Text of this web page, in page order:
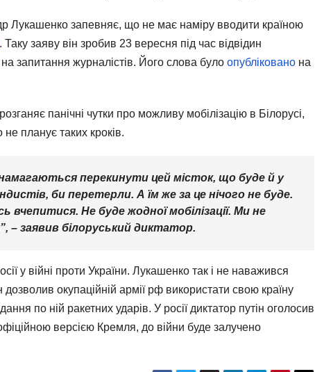
Лукашенко запевняє, що не має наміру вводити країною
. Таку заяву він зробив 23 вересня під час відвідин
запитання журналістів. Його слова було опубліковано на
панічні чутки про можливу мобілізацію в Білорусі,
планує таких кроків.
намагаються перекинути цей місток, що буде й у
би перетерли. А їм же за це нічого не буде.
Не буде жодної мобілізації. Ми не
– заявив білоруський диктатор.
у війні проти України. Лукашенко так і не наважився
дозволив окупаційній армії рф використати свою країну
по ній ракетних ударів. У росії диктатор путін оголосив
версією Кремля, до війни буде залучено